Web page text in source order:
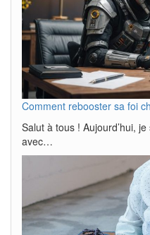
Comment rebooster sa foi
Salut à tous ! Aujourd’hui,
avec…